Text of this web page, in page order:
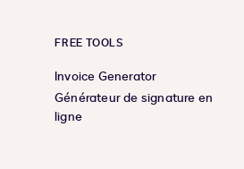
FREE TOOLS
Invoice Generator
Générateur de signature en
ligne